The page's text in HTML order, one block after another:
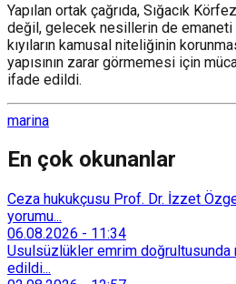
Yapılan ortak çağrıda, Sığacık
değil, gelecek nesillerin de emaneti
kıyıların kamusal niteliğinin
yapısının zarar görmemesi için
ifade edildi.
marina
En çok okunanlar
Ceza hukukçusu Prof. Dr. İzzet
yorumu...
06.08.2026 - 11:34
Usulsüzlükler emrim
edildi...